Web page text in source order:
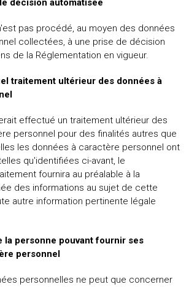
décision automatisée
pas procédé, au moyen des données
collectées, à une prise de décision
de la Réglementation en vigueur.
traitement ultérieur des données à
effectué un traitement ultérieur des
personnel pour des finalités autres que
les données à caractère personnel ont
qu'identifiées ci-avant, le
fournira au préalable à la
des informations au sujet de cette
autre information pertinente légale
la personne pouvant fournir ses
personnel
personnelles ne peut que concerner